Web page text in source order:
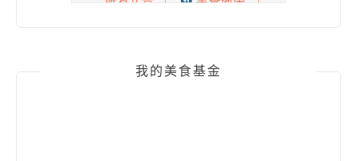
我的美食基金